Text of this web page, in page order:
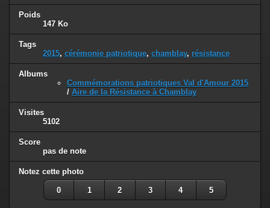
Poids
147 Ko
Tags
2015, cérémonie patriotique, chamblay, résistance
Albums
Commémorations patriotiques Val d'Amour 2015
/ Aire de la Résistance à Chamblay
Visites
5102
Score
pas de note
Notez cette photo
0 1 2 3 4 5